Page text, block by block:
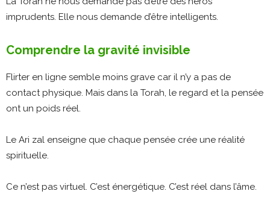
imprudents. Elle nous demande d’être intelligents.
Comprendre la gravité invisible
Flirter en ligne semble moins grave car il n’y a pas de
contact physique. Mais dans la Torah, le regard et la pensée
ont un poids réel.
Le Ari zal enseigne que chaque pensée crée une réalité
spirituelle.
Ce n’est pas virtuel. C’est énergétique. C’est réel dans l’âme.